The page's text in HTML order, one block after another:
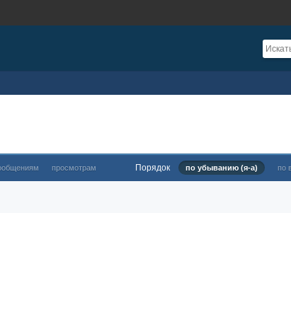
просмотрам Порядок по убыванию (я-а) по